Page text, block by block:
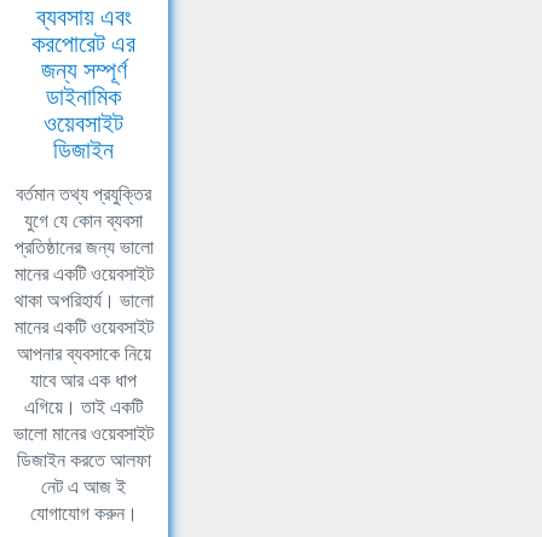
ব্যবসায় এবং
করপোরেট এর
জন্য সম্পূর্ণ
ডাইনামিক
ওয়েবসাইট
ডিজাইন
বর্তমান তথ্য প্রযুক্তির
যুগে যে কোন ব্যবসা
প্রতিষ্ঠানের জন্য ভালো
মানের একটি ওয়েবসাইট
থাকা অপরিহার্য। ভালো
মানের একটি ওয়েবসাইট
আপনার ব্যবসাকে নিয়ে
যাবে আর এক ধাপ
এগিয়ে। তাই একটি
ভালো মানের ওয়েবসাইট
ডিজাইন করতে আলফা
নেট এ আজ ই
যোগাযোগ করুন।